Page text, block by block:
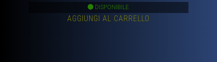
DISPONIBILE
AGGIUNGI AL CARRELLO